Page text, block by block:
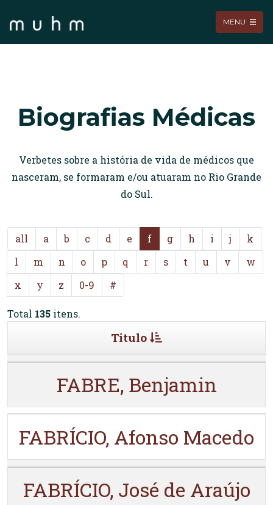
MENU
Biografias Médicas
Verbetes sobre a história de vida de médicos que
nasceram, se formaram e/ou atuaram no Rio Grande
do Sul.
all a b c d e f g h i j
k
l
m n o p q r s t u v
w
x
y z 0-9 #
Total 135 itens.
Titulo
FABRE, Benjamin
FABRÍCIO, Afonso Macedo
FABRÍCIO, José de Araújo